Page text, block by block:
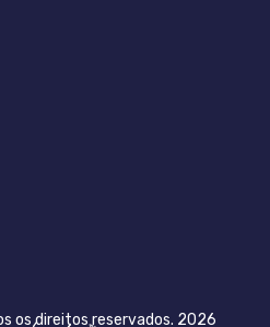
os direitos reservados. 2026